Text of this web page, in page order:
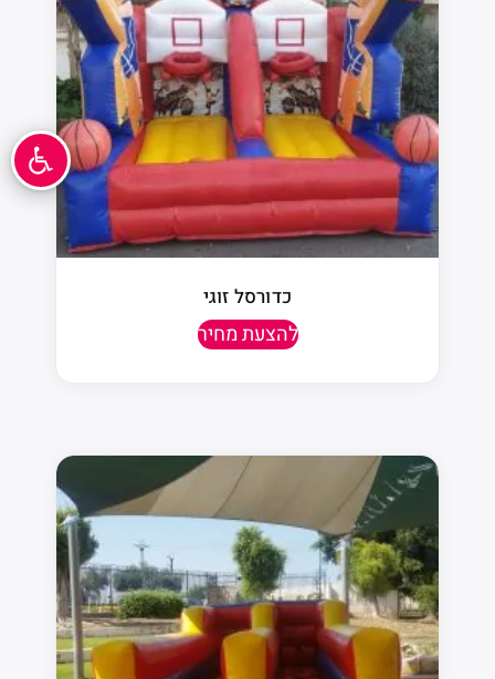
כדורסל זוגי
להצעת מחיר